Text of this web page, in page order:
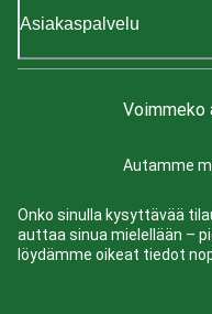
Asiakaspalvelu
Voimmeko
Autamme
Onko sinulla kysyttävää
auttaa sinua mielellään –
löydämme oikeat tiedot